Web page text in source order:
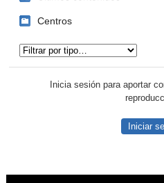
Centros
Inicia sesión para aportar
Iniciar